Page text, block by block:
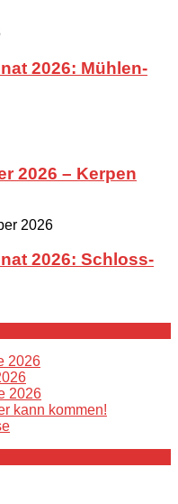
2026: Mühlen-
2026 – Kerpen
2026
2026: Schloss-
2026
2026
kann kommen!